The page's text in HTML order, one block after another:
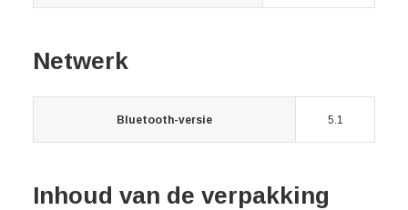
Netwerk
Bluetooth-versie 5.1
Inhoud van de verpakking